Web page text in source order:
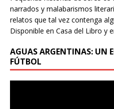
narrados y malabarismos
relatos que tal vez contenga
Disponible en Casa del Libro y
AGUAS ARGENTINAS: UN
FÚTBOL